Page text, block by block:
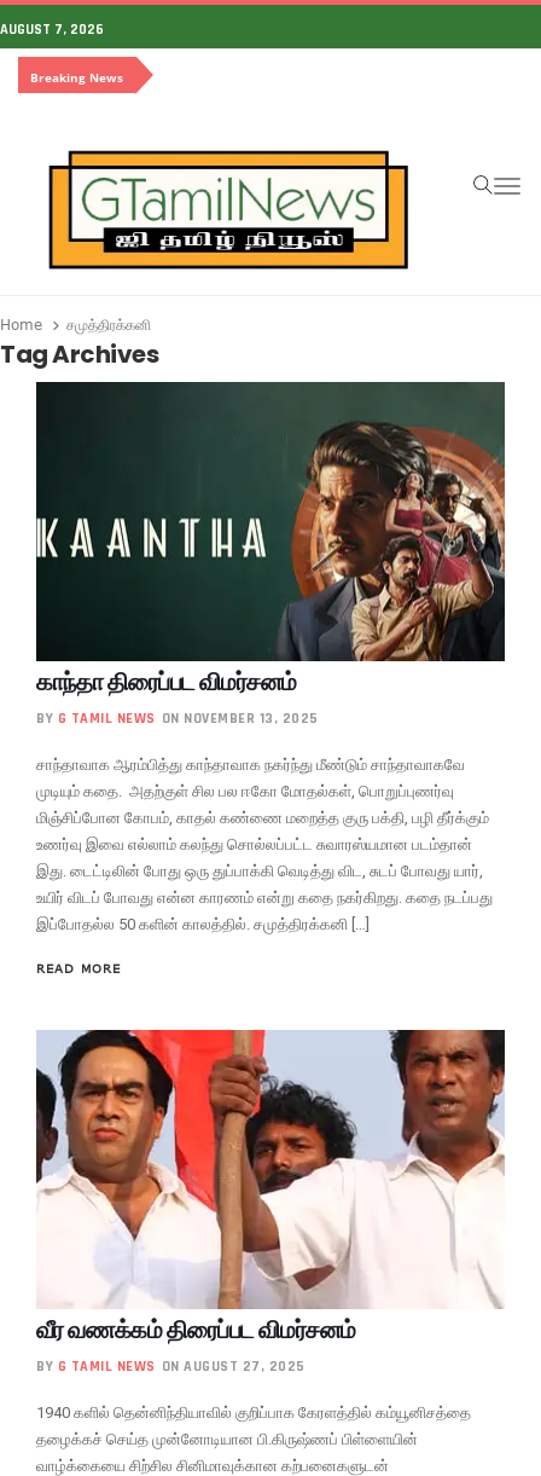
AUGUST 7, 2026
Breaking News
Home சமுத்திரக்கனி
Tag Archives
காந்தா திரைப்பட விமர்சனம்
BY G TAMIL NEWS ON NOVEMBER 13, 2025
சாந்தாவாக ஆரம்பித்து காந்தாவாக நகர்ந்து மீண்டும் சாந்தாவாகவே
முடியும் கதை. அதற்குள் சில பல ஈகோ மோதல்கள், பொறுப்புணர்வு
மிஞ்சிப்போன கோபம், காதல் கண்ணை மறைத்த குரு பக்தி, பழி தீர்க்கும்
உணர்வு இவை எல்லாம் கலந்து சொல்லப்பட்ட சுவாரஸ்யமான படம்தான்
இது. டைட்டிலின் போது ஒரு துப்பாக்கி வெடித்து விட, சுடப் போவது யார்,
உயிர் விடப் போவது என்ன காரணம் என்று கதை நகர்கிறது. கதை நடப்பது
இப்போதல்ல 50 களின் காலத்தில். சமுத்திரக்கனி […]
READ MORE
வீர வணக்கம் திரைப்பட விமர்சனம்
BY G TAMIL NEWS ON AUGUST 27, 2025
1940 களில் தென்னிந்தியாவில் குறிப்பாக கேரளத்தில் கம்யூனிசத்தை
தழைக்கச் செய்த முன்னோடியான பி.கிருஷ்ணப் பிள்ளையின்
வாழ்க்கையை சிற்சில சினிமாவுக்கான கற்பனைகளுடன்